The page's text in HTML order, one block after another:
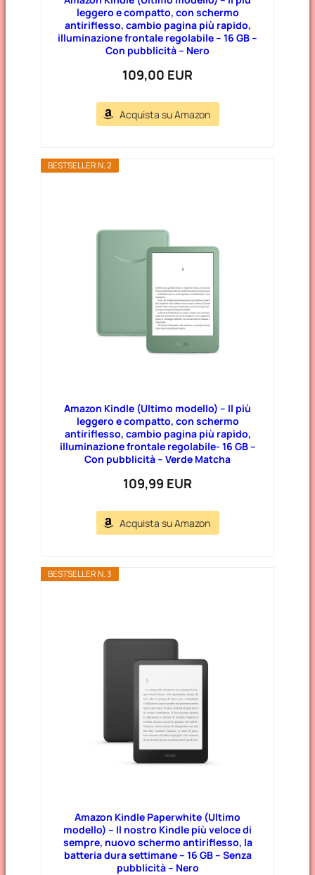
leggero e compatto, con schermo
antiriflesso, cambio pagina più rapido,
illuminazione frontale regolabile – 16 GB –
Con pubblicità – Nero
109,00 EUR
Acquista su Amazon
BESTSELLER N. 2
Amazon Kindle (Ultimo modello) – Il più
leggero e compatto, con schermo
antiriflesso, cambio pagina più rapido,
illuminazione frontale regolabile- 16 GB –
Con pubblicità – Verde Matcha
109,99 EUR
Acquista su Amazon
BESTSELLER N. 3
Amazon Kindle Paperwhite (Ultimo
modello) – Il nostro Kindle più veloce di
sempre, nuovo schermo antiriflesso, la
batteria dura settimane – 16 GB – Senza
pubblicità – Nero